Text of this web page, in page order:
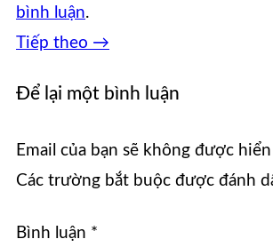
bình luận.
Tiếp theo →
Để lại một bình luận
Email của bạn sẽ không được
Các trường bắt buộc được đánh
Bình luận *